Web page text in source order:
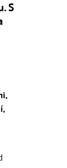
S